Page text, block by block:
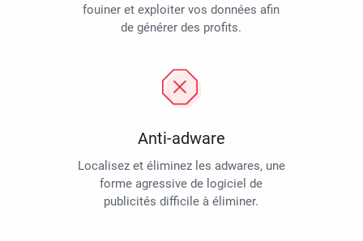
fouiner et exploiter vos données afin
de générer des profits.
Anti-adware
Localisez et éliminez les adwares, une
forme agressive de logiciel de
publicités difficile à éliminer.